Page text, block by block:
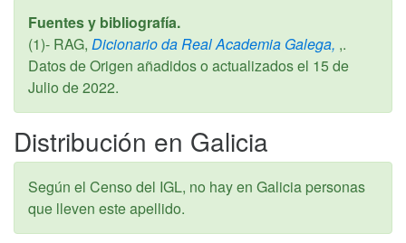
Fuentes y bibliografía.
(1)- RAG, Dicionario da Real Academia Galega, ,.
Datos de Origen añadidos o actualizados el 15 de
Julio de 2022.
Distribución en Galicia
Según el Censo del IGL, no hay en Galicia personas
que lleven este apellido.